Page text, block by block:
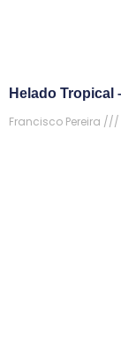
Helado Tropical
Francisco Pereira